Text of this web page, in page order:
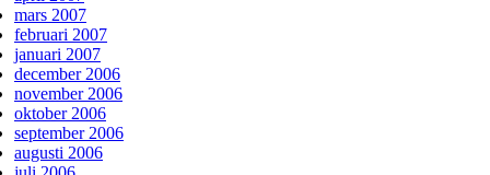
mars 2007
februari 2007
januari 2007
december 2006
november 2006
oktober 2006
september 2006
augusti 2006